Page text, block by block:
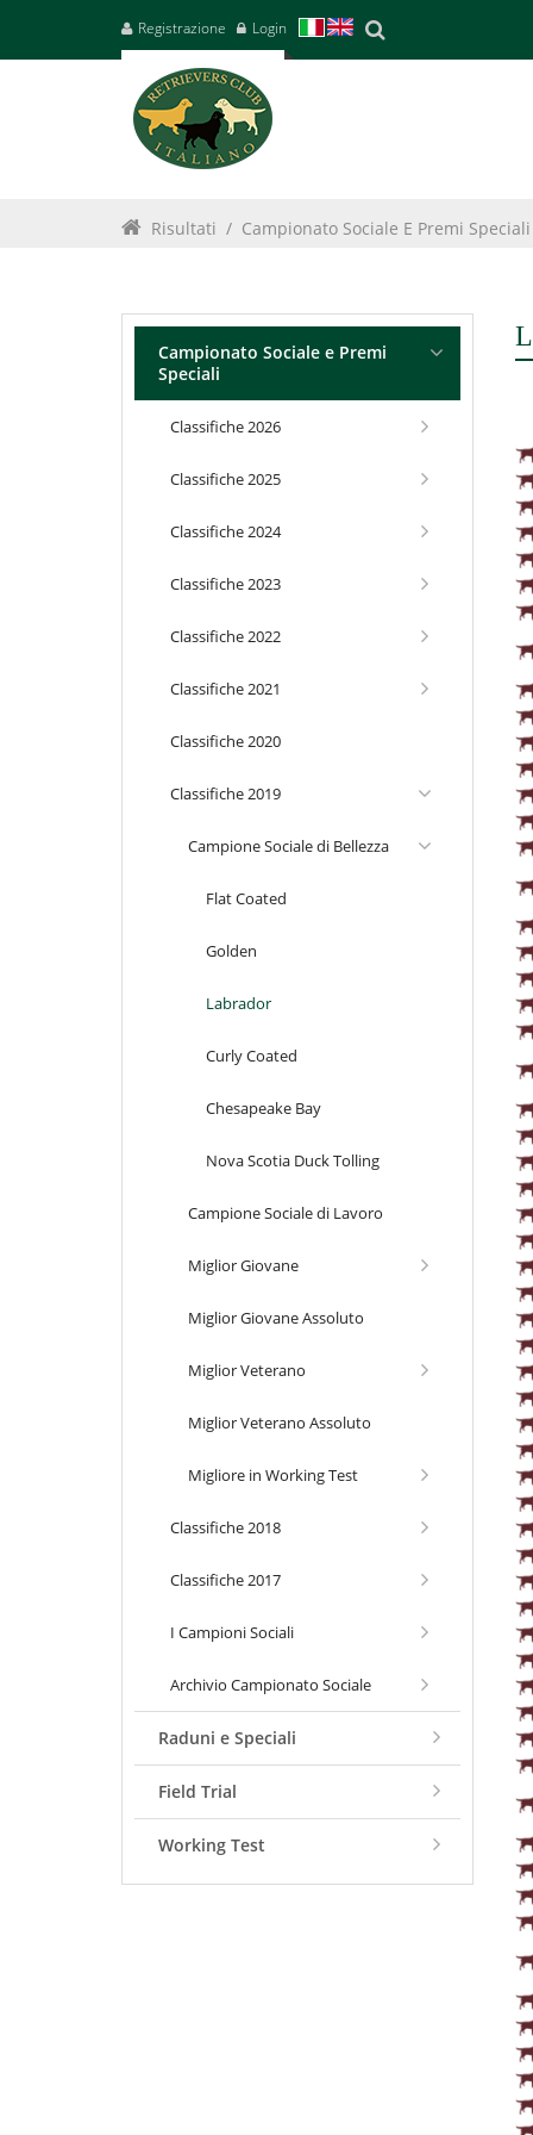
Registrazione Login
Risultati / Campionato Sociale E Premi Speciali
Campionato Sociale e Premi
Speciali
Classifiche 2026
Classifiche 2025
Classifiche 2024
Classifiche 2023
Classifiche 2022
Classifiche 2021
Classifiche 2020
Classifiche 2019
Campione Sociale di Bellezza
Flat Coated
Golden
Labrador
Curly Coated
Chesapeake Bay
Nova Scotia Duck Tolling
Campione Sociale di Lavoro
Miglior Giovane
Miglior Giovane Assoluto
Miglior Veterano
Miglior Veterano Assoluto
Migliore in Working Test
Classifiche 2018
Classifiche 2017
I Campioni Sociali
Archivio Campionato Sociale
Raduni e Speciali
Field Trial
Working Test